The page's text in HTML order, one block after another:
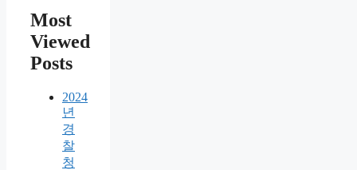
Most
Viewed
Posts
2024
년
경
찰
청